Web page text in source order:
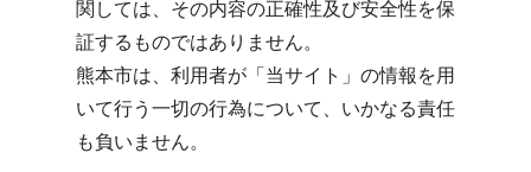
関しては、その内容の正確性及び安全性を保
証するものではありません。
熊本市は、利用者が「当サイト」の情報を用
いて行う一切の行為について、いかなる責任
も負いません。